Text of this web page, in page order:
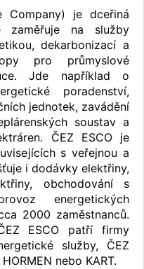
Company) je dceřiná
zaměřuje na služby
dekarbonizací a
pro průmyslové
Jde například o
poradenství,
jednotek, zavádění
soustav a
ČEZ ESCO je
s veřejnou a
i dodávky elektřiny,
obchodování s
energetických
2000 zaměstnanců.
ESCO patří firmy
služby, ČEZ
nebo KART.